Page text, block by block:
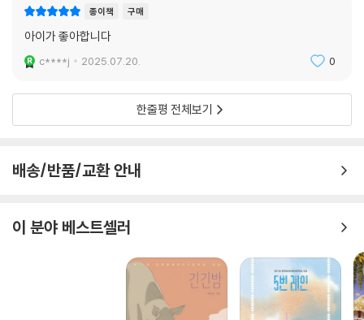
종이책 구매
아이가 좋아합니다
c****j 2025.07.20. 0
한줄평 전체보기
배송/반품/교환 안내
이 분야 베스트셀러